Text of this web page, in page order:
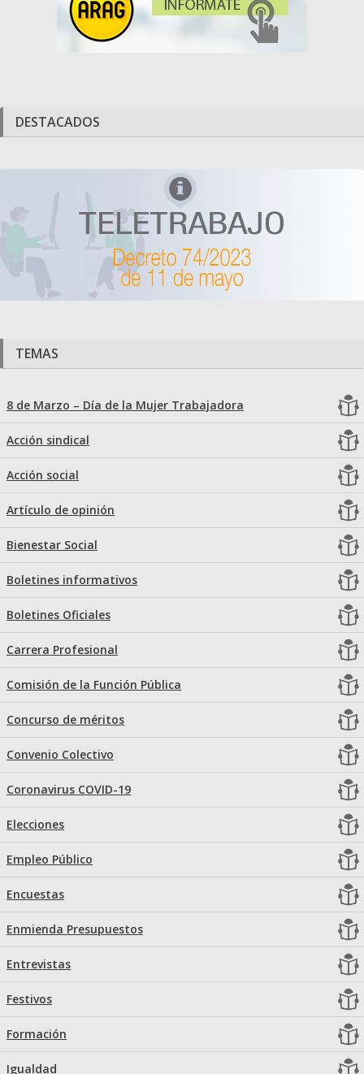
DESTACADOS
TEMAS
8 de Marzo – Día de la Mujer Trabajadora
Acción sindical
Acción social
Artículo de opinión
Bienestar Social
Boletines informativos
Boletines Oficiales
Carrera Profesional
Comisión de la Función Pública
Concurso de méritos
Convenio Colectivo
Coronavirus COVID-19
Elecciones
Empleo Público
Encuestas
Enmienda Presupuestos
Entrevistas
Festivos
Formación
Igualdad